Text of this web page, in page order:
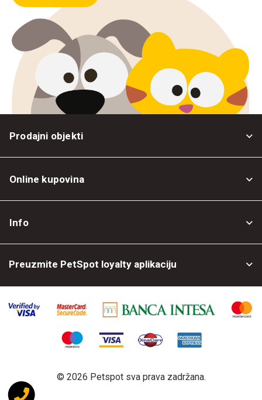
Prodajni objekti
Online kupovina
Info
Preuzmite PetSpot loyalty aplikaciju
© 2026 Petspot sva prava zadržana.